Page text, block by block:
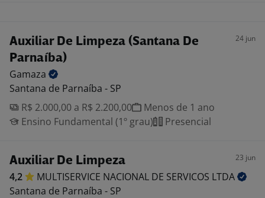
Auxiliar De Limpeza (Santana De
Parnaíba)
24 jun
Gamaza
Santana de Parnaíba - SP
R$ 2.000,00 a R$ 2.200,00
Menos de 1 ano
Ensino Fundamental (1º grau)
Presencial
Auxiliar De Limpeza 23 jun
4,2 MULTISERVICE NACIONAL DE SERVICOS LTDA
Santana de Parnaíba - SP